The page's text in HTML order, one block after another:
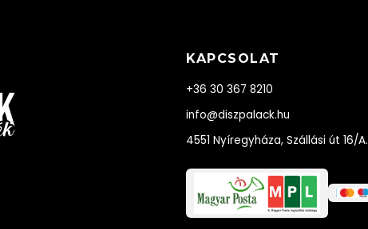
KAPCSOLAT
+36 30 367 8210
info@diszpalack.hu
4551 Nyíregyháza, Szállási út 16/A.